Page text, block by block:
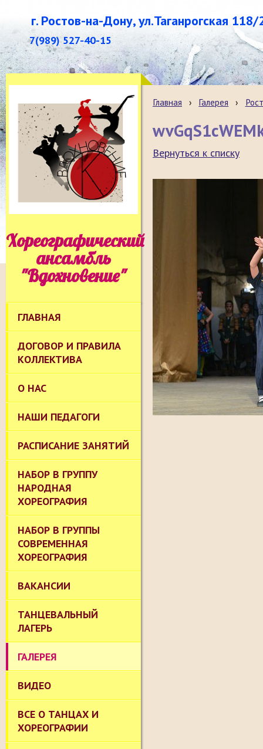
г. Ростов-на-Дону, ул.Таганрогская 118/
7(989) 527-40-15
Хореографический
ансамбль
"Вдохновение"
ГЛАВНАЯ
ДОГОВОР И ПРАВИЛА
КОЛЛЕКТИВА
О НАС
НАШИ ПЕДАГОГИ
РАСПИСАНИЕ ЗАНЯТИЙ
НАБОР В ГРУППУ
НАРОДНАЯ
ХОРЕОГРАФИЯ
НАБОР В ГРУППЫ
СОВРЕМЕННАЯ
ХОРЕОГРАФИЯ
ВАКАНСИИ
ТАНЦЕВАЛЬНЫЙ
ЛАГЕРЬ
ГАЛЕРЕЯ
ВИДЕО
ВСЕ О ТАНЦАХ И
ХОРЕОГРАФИИ
Главная › Галерея ›
Вернуться к списку